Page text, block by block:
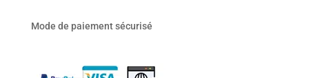
Mode de paiement sécurisé